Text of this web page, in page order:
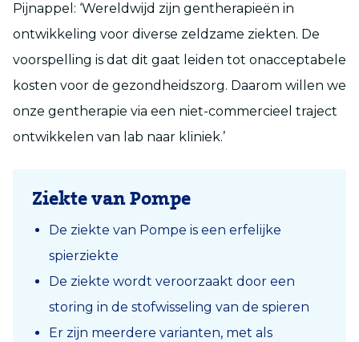
Pijnappel: ‘Wereldwijd zijn gentherapieën in
ontwikkeling voor diverse zeldzame ziekten. De
voorspelling is dat dit gaat leiden tot onacceptabele
kosten voor de gezondheidszorg. Daarom willen we
onze gentherapie via een niet-commercieel traject
ontwikkelen van lab naar kliniek.’
Ziekte van Pompe
De ziekte van Pompe is een erfelijke
spierziekte
De ziekte wordt veroorzaakt door een
storing in de stofwisseling van de spieren
Er zijn meerdere varianten, met als